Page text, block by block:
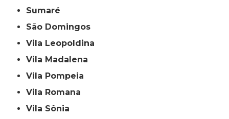
Sumaré
São Domingos
Vila Leopoldina
Vila Madalena
Vila Pompeia
Vila Romana
Vila Sônia